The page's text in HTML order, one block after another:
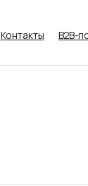
Контакты B2B-